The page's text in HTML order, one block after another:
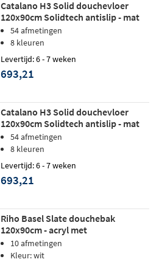
Catalano H3 Solid douchevloer
120x90cm Solidtech antislip - mat
cemento
54 afmetingen
8 kleuren
Levertijd: 6 - 7 weken
693,21
Catalano H3 Solid douchevloer
120x90cm Solidtech antislip - mat
seta54 afmetingen
8 kleuren
Levertijd: 6 - 7 weken
693,21
Riho Basel Slate douchebak
120x90cm - acryl met
leisteenstructuur - Wit
10 afmetingen
Kleur: wit